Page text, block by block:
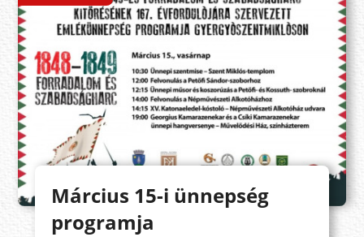
Március 15-i ünnepség
programja